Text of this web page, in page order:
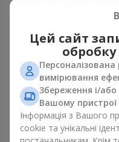
Червона троянда
(поштучно)
Замовити
Цей сайт
вимірювання
Збереження і/
Вашому пристрої
Інформація з Вашого
cookie та унікальні